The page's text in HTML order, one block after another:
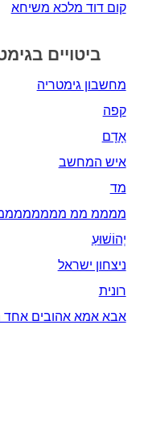
קום דוד מלכא משיחא
ביטויים
מחשבון גימטריה
קפה
אָדָם‎
איש המחשב
מד
ממממ ממ
יְהוֹשׁוּעַ
ניצחון ישראל
רונית
אבא אמא אהובים אחד